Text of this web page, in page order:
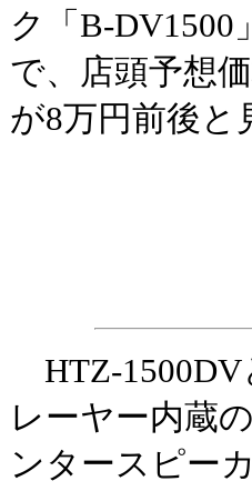
ク「B-
で、店頭予想
が8万円前後と
HTZ-1500DV
レーヤー内蔵
ンタースピー